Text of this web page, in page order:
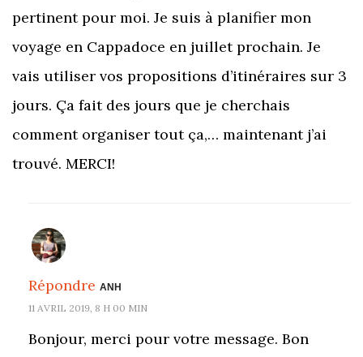
pertinent pour moi. Je suis à planifier mon
voyage en Cappadoce en juillet prochain. Je
vais utiliser vos propositions d’itinéraires sur 3
jours. Ça fait des jours que je cherchais
comment organiser tout ça,… maintenant j’ai
trouvé. MERCI!
Répondre ANH
11 AVRIL 2019, 8 H 00 MIN
Bonjour, merci pour votre message. Bon